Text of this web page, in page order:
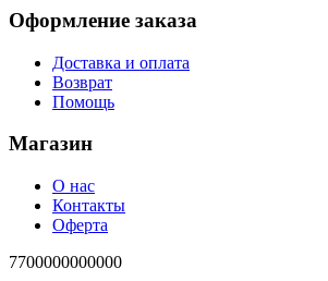
Оформление заказа
Доставка и оплата
Возврат
Помощь
Магазин
О нас
Контакты
Оферта
7700000000000